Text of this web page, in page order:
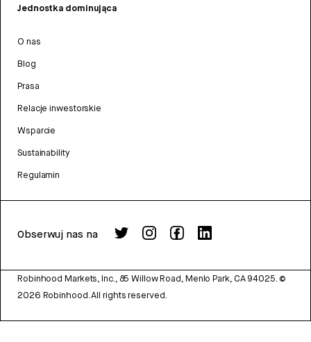
Jednostka dominująca
O nas
Blog
Prasa
Relacje inwestorskie
Wsparcie
Sustainability
Regulamin
Obserwuj nas na
Robinhood Markets, Inc., 85 Willow Road, Menlo Park, CA 94025. ©
2026 Robinhood. All rights reserved.